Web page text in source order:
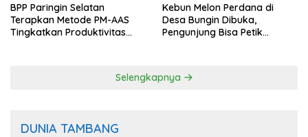
BPP Paringin Selatan
Terapkan Metode PM-AAS
Tingkatkan Produktivitas
Kebun Melon Perdana di
Desa Bungin Dibuka,
Pengunjung Bisa Petik
Selengkapnya
DUNIA TAMBANG